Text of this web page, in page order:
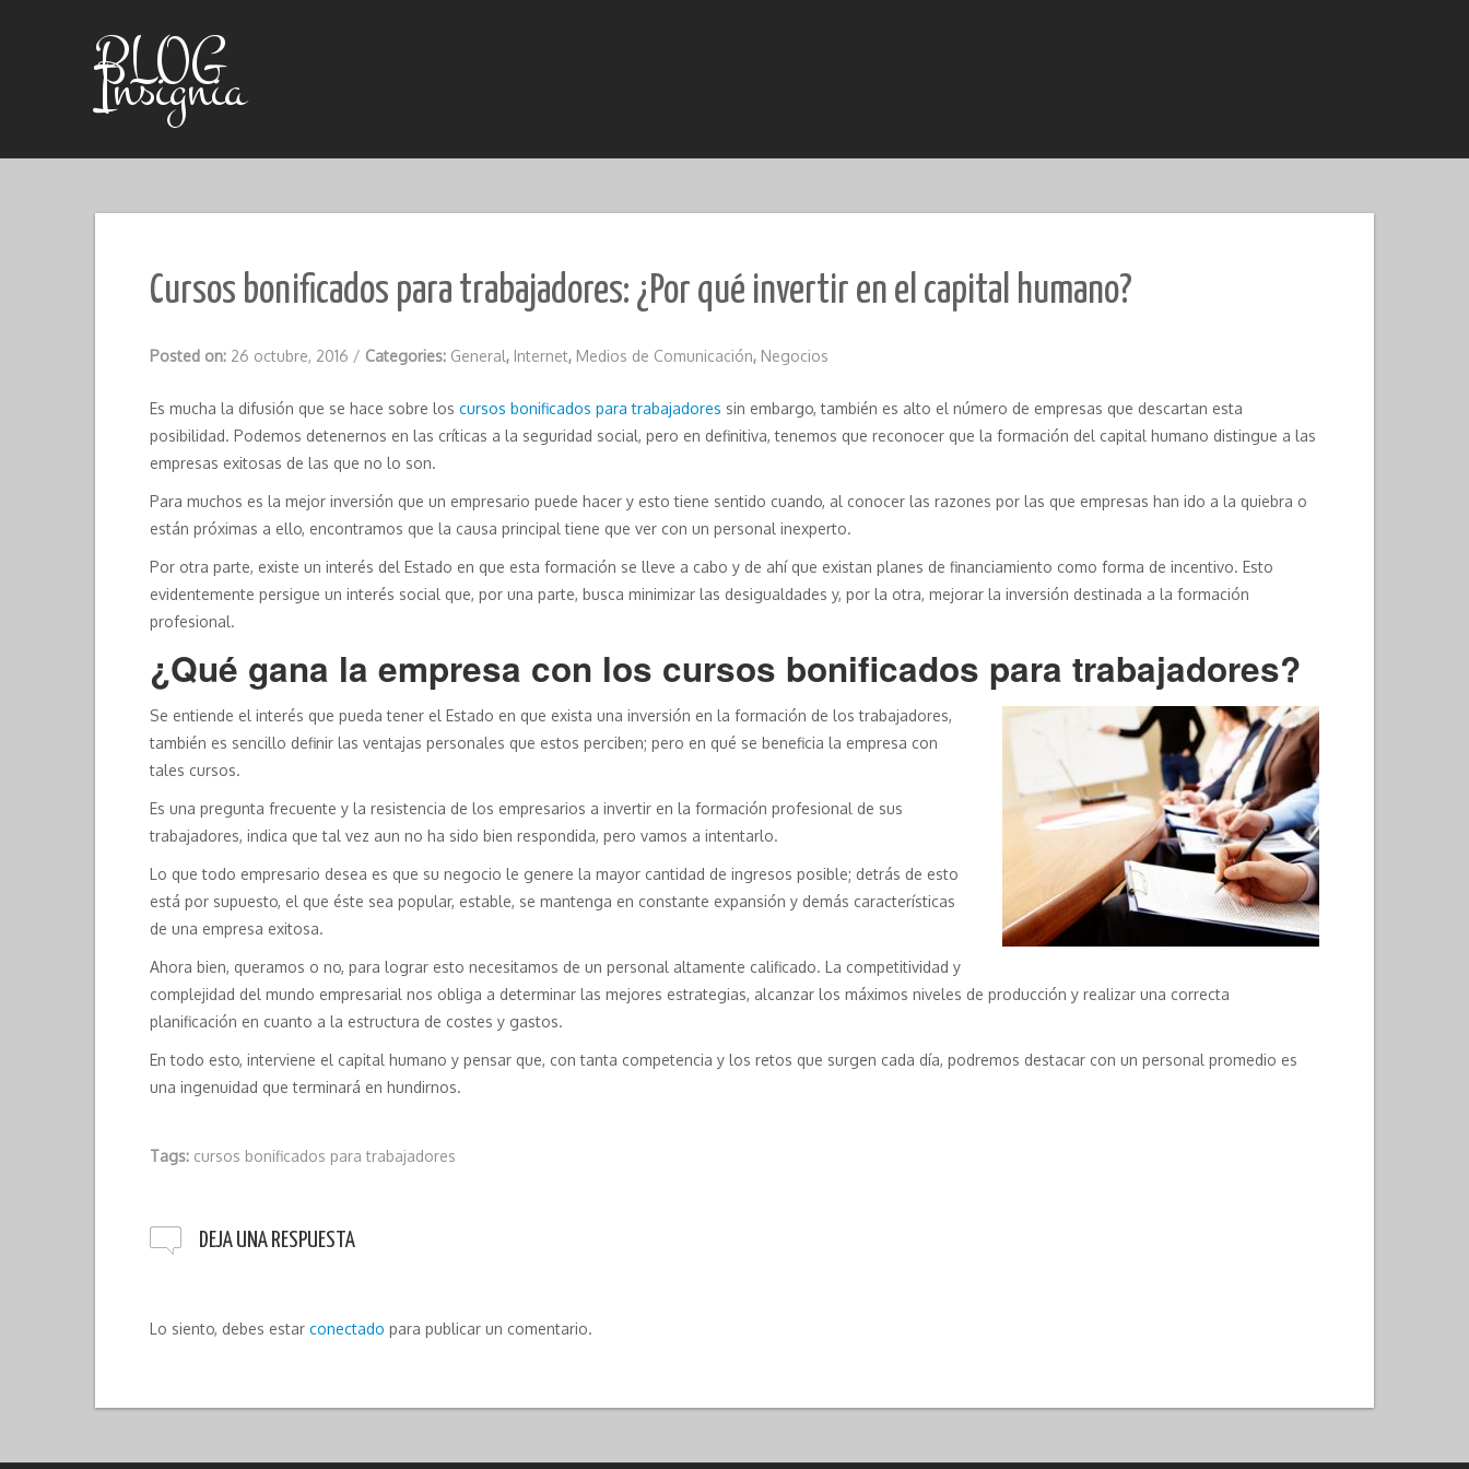
BLOG
Insignia
Cursos bonificados para trabajadores: ¿Por qué invertir en el capital humano?
Posted on: 26 octubre, 2016 / Categories: General, Internet, Medios de Comunicación, Negocios
Es mucha la difusión que se hace sobre los cursos bonificados para trabajadores sin embargo, también es alto el número de empresas que descartan esta
posibilidad. Podemos detenernos en las críticas a la seguridad social, pero en definitiva, tenemos que reconocer que la formación del capital humano distingue a las
empresas exitosas de las que no lo son.
Para muchos es la mejor inversión que un empresario puede hacer y esto tiene sentido cuando, al conocer las razones por las que empresas han ido a la quiebra o
están próximas a ello, encontramos que la causa principal tiene que ver con un personal inexperto.
Por otra parte, existe un interés del Estado en que esta formación se lleve a cabo y de ahí que existan planes de financiamiento como forma de incentivo. Esto
evidentemente persigue un interés social que, por una parte, busca minimizar las desigualdades y, por la otra, mejorar la inversión destinada a la formación
profesional.
¿Qué gana la empresa con los cursos bonificados para trabajadores?
Se entiende el interés que pueda tener el Estado en que exista una inversión en la formación de los trabajadores,
también es sencillo definir las ventajas personales que estos perciben; pero en qué se beneficia la empresa con
tales cursos.
Es una pregunta frecuente y la resistencia de los empresarios a invertir en la formación profesional de sus
trabajadores, indica que tal vez aun no ha sido bien respondida, pero vamos a intentarlo.
Lo que todo empresario desea es que su negocio le genere la mayor cantidad de ingresos posible; detrás de esto
está por supuesto, el que éste sea popular, estable, se mantenga en constante expansión y demás características
de una empresa exitosa.
Ahora bien, queramos o no, para lograr esto necesitamos de un personal altamente calificado. La competitividad y
complejidad del mundo empresarial nos obliga a determinar las mejores estrategias, alcanzar los máximos niveles de producción y realizar una correcta
planificación en cuanto a la estructura de costes y gastos.
En todo esto, interviene el capital humano y pensar que, con tanta competencia y los retos que surgen cada día, podremos destacar con un personal promedio es
una ingenuidad que terminará en hundirnos.
Tags: cursos bonificados para trabajadores
DEJA UNA RESPUESTA
Lo siento, debes estar conectado para publicar un comentario.